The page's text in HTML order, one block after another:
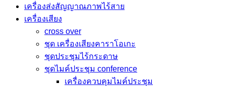
เครื่องส่งสัญญาณภาพไร้สาย
เครื่องเสียง
cross over
ชุด เครื่องเสียงคาราโอเกะ
ชุดประชุมไร้กระดาษ
ชุดไมค์ประชุม conference
เครื่องควบคุมไมค์ประชุม